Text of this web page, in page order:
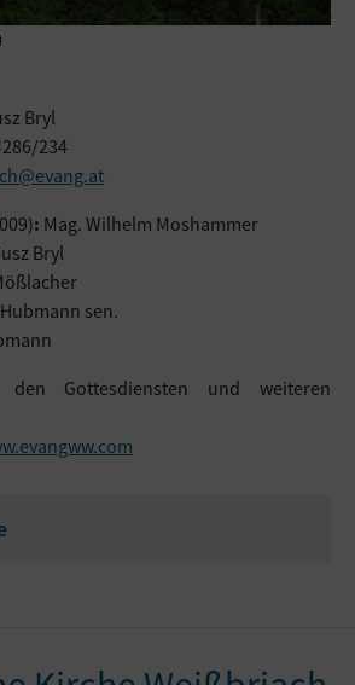
Bryl
234
: Mag. Wilhelm Moshammer
Bryl
sen.
den Gottesdiensten und weiteren